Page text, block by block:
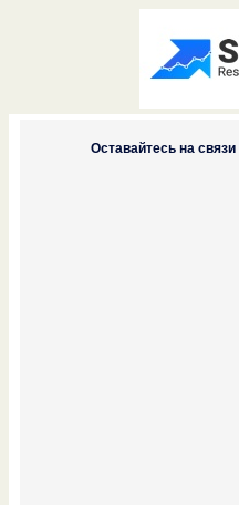
Оставайтесь на связи